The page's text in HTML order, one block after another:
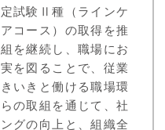
試験Ⅱ種（ラインケ
コース）の取得を推
を継続し、職場にお
を図ることで、従業
いきと働ける職場環
の取組を通じて、社
グの向上と、組織全